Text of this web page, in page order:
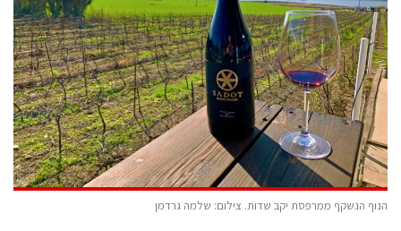
הנוף הנשקף ממרפסת יקב שדות. צילום: שלמה גרדמן